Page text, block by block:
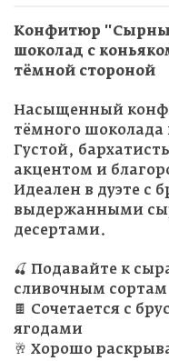
Конфитюр
шоколад с
тёмной стороной
Насыщенный
тёмного шоколада
Густой,
акцентом и
Идеален в дуэте с
выдержанными
десертами.
🍒 Подавайте к
сливочным сортам
🍫 Сочетается с
ягодами
🥂 Хорошо
Регистрация
Введите Ваш e-mail
E-mail*